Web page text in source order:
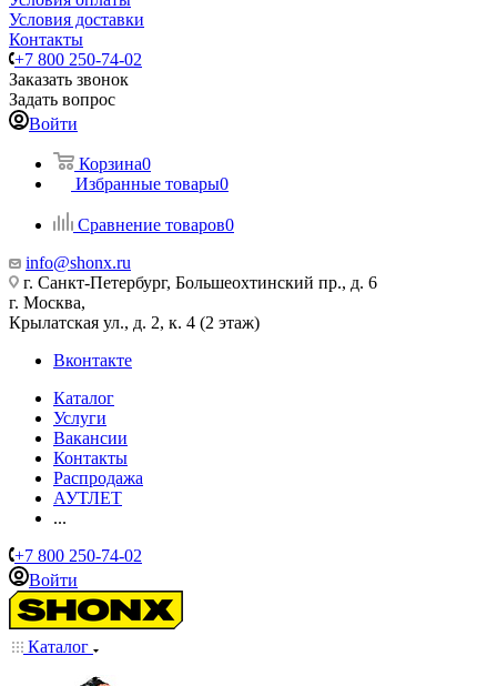
Условия доставки
Контакты
+7 800 250-74-02
Заказать звонок
Задать вопрос
Войти
Корзина0
Избранные товары0
Сравнение товаров0
info@shonx.ru
г. Санкт-Петербург, Большеохтинский пр., д. 6
г. Москва,
Крылатская ул., д. 2, к. 4 (2 этаж)
Вконтакте
Каталог
Услуги
Вакансии
Контакты
Распродажа
АУТЛЕТ
...
+7 800 250-74-02
Войти
Каталог